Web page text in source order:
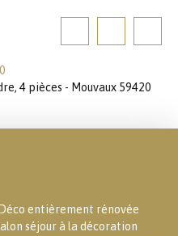
4 pièces - Mouvaux 59420
entièrement rénovée
séjour à la décoration